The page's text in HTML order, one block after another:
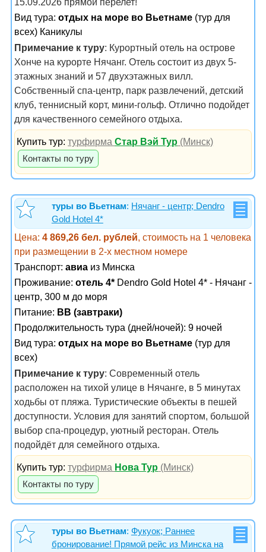
15.09.2026 прямой перелет!
Вид тура: отдых на море во Вьетнаме (тур для
всех) Каникулы
Примечание к туру: Курортный отель на острове
Хонче на курорте Нячанг. Отель состоит из двух 5-
этажных знаний и 57 двухэтажных вилл.
Собственный спа-центр, парк развлечений, детский
клуб, теннисный корт, мини-гольф. Отлично подойдет
для качественного семейного отдыха.
Купить тур:турфирмаСтар Вэй Тур (Минск)
Контакты по туру
туры во Вьетнам: Нячанг - центр; Dendro
Gold Hotel 4*
Цена: 4 869,26 бел. рублей, стоимость на 1 человека
при размещении в 2-х местном номере
Транспорт: авиа из Минска
Проживание: отель 4* Dendro Gold Hotel 4* - Нячанг -
центр, 300 м до моря
Питание: BB (завтраки)
Продолжительность тура (дней/ночей): 9 ночей
Вид тура: отдых на море во Вьетнаме (тур для
всех)
Примечание к туру: Современный отель
расположен на тихой улице в Нячанге, в 5 минутах
ходьбы от пляжа. Туристические объекты в пешей
доступности. Условия для занятий спортом, большой
выбор спа-процедур, уютный ресторан. Отель
подойдёт для семейного отдыха.
Купить тур:турфирма Нова Тур (Минск)
Контакты по туру
туры во Вьетнам: Фукуок; Раннее
бронирование! Прямой рейс из Минска на